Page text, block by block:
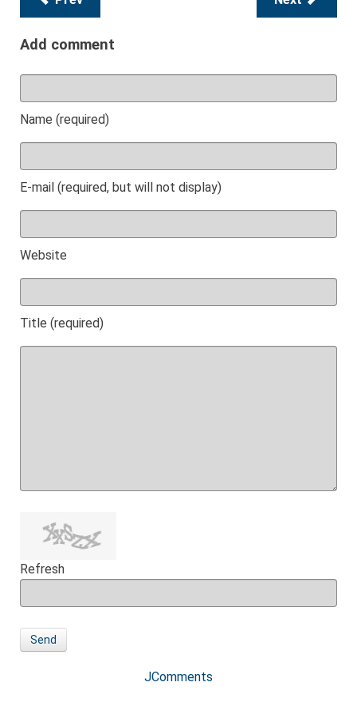
Add comment
Name (required)
E-mail (required, but will not display)
Website
Title (required)
Refresh
Send
JComments